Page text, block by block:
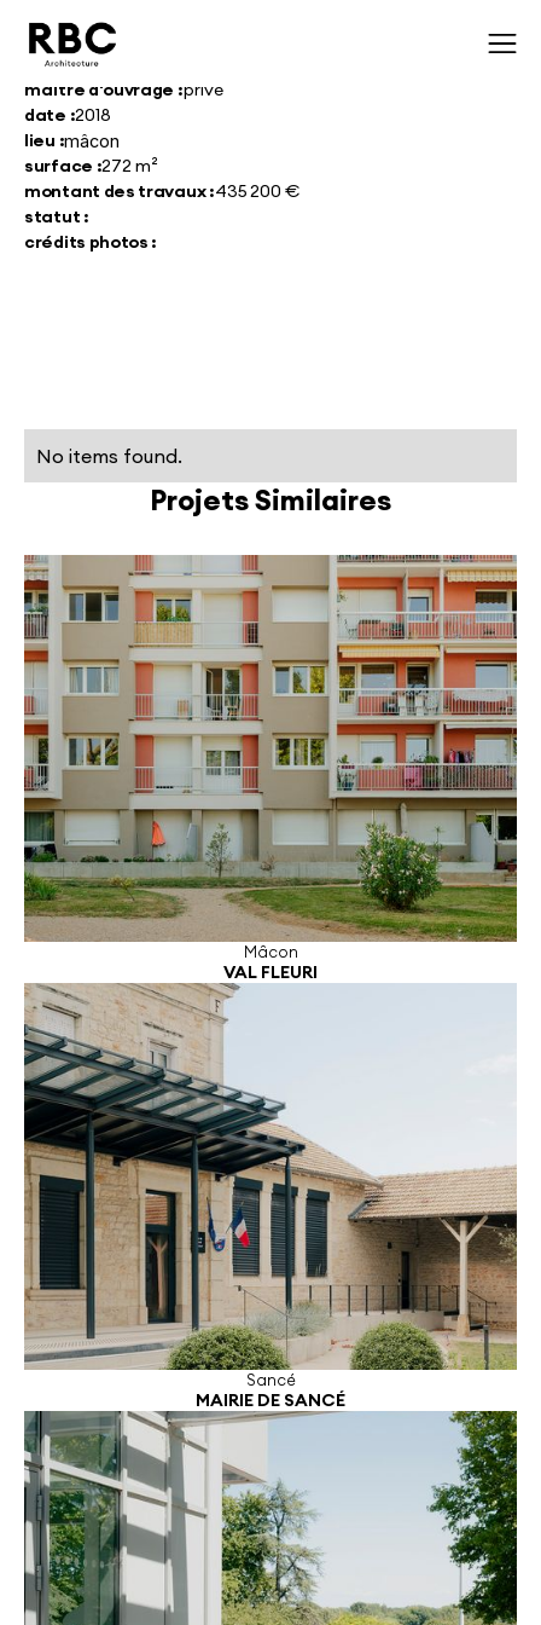
maître d'ouvrage :privé
date :2018
lieu :mâcon
surface :272 m²
montant des travaux :435 200 €
statut :
crédits photos :
No items found.
Projets Similaires
Mâcon
VAL FLEURI
Sancé
MAIRIE DE SANCÉ